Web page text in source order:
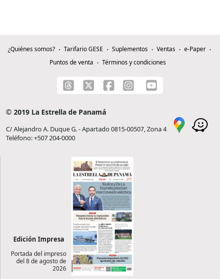
¿Quiénes somos? Tarifario GESE Suplementos Ventas
e-Paper
Puntos de venta
Términos y condiciones
© 2019 La Estrella de Panamá
C/ Alejandro A. Duque G. - Apartado 0815-00507, Zona 4
Teléfono: +507 204-0000
Edición Impresa
Portada del impreso
del 8 de agosto de
2026